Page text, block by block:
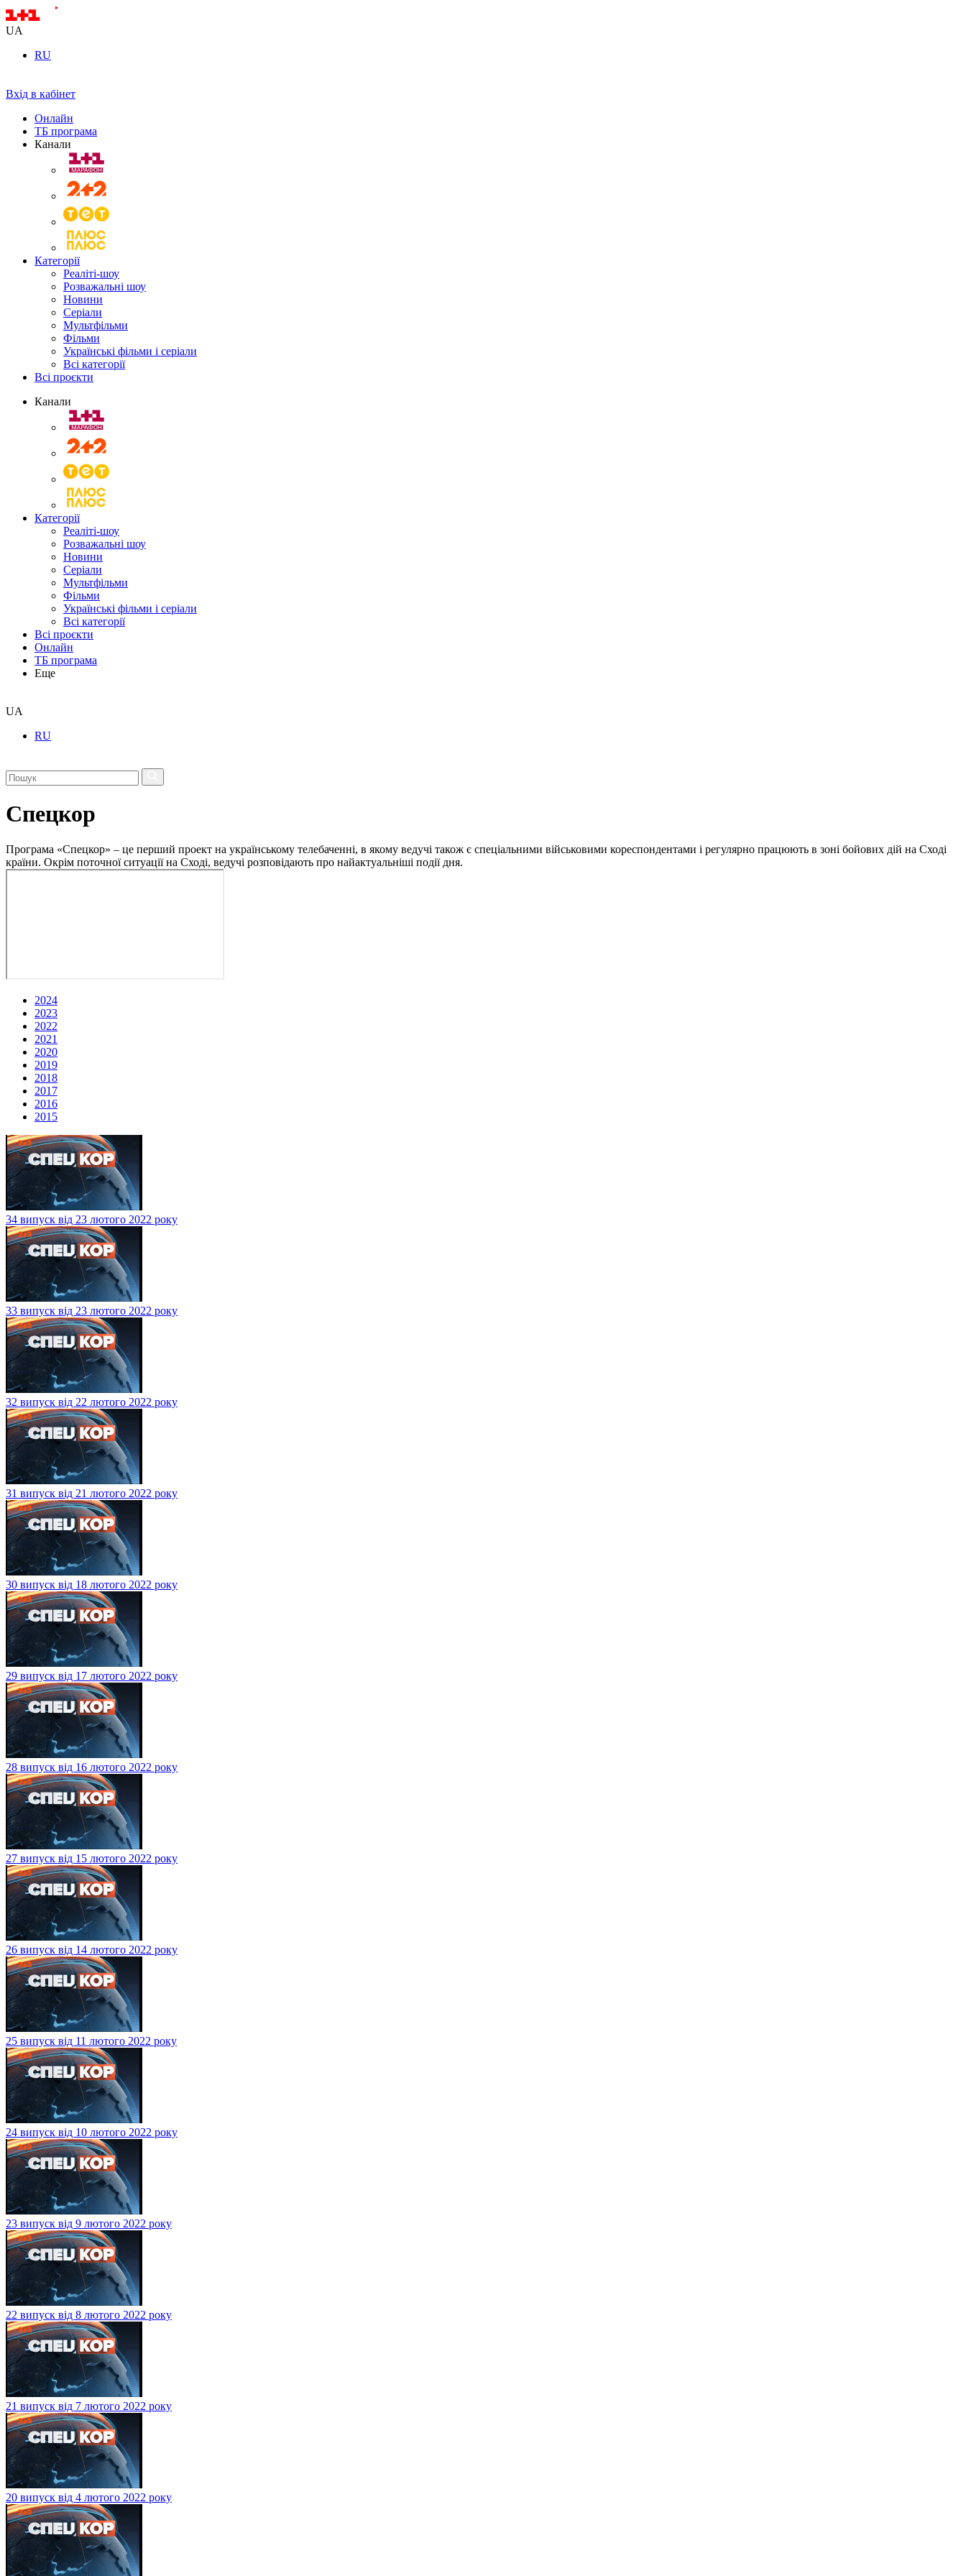
UA
RU
Вхід в кабінет
Онлайн
ТБ програма
Канали
Категорії
Реаліті-шоу
Розважальні шоу
Новини
Серіали
Мультфільми
Фільми
Українські фільми і серіали
Всі категорії
Всі проєкти
Канали
Категорії
Реаліті-шоу
Розважальні шоу
Новини
Серіали
Мультфільми
Фільми
Українські фільми і серіали
Всі категорії
Всі проєкти
Онлайн
ТБ програма
Еще
UA
RU
Спецкор
Програма «Спецкор» – це перший проект на українському телебаченні, в якому ведучі також є спеціальними військовими кореспондентами і регулярно працюють в зоні бойових дій на Сході
країни. Окрім поточної ситуації на Сході, ведучі розповідають про найактуальніші події дня.
2024
2023
2022
2021
2020
2019
2018
2017
2016
2015
34 випуск від 23 лютого 2022 року
33 випуск від 23 лютого 2022 року
32 випуск від 22 лютого 2022 року
31 випуск від 21 лютого 2022 року
30 випуск від 18 лютого 2022 року
29 випуск від 17 лютого 2022 року
28 випуск від 16 лютого 2022 року
27 випуск від 15 лютого 2022 року
26 випуск від 14 лютого 2022 року
25 випуск від 11 лютого 2022 року
24 випуск від 10 лютого 2022 року
23 випуск від 9 лютого 2022 року
22 випуск від 8 лютого 2022 року
21 випуск від 7 лютого 2022 року
20 випуск від 4 лютого 2022 року